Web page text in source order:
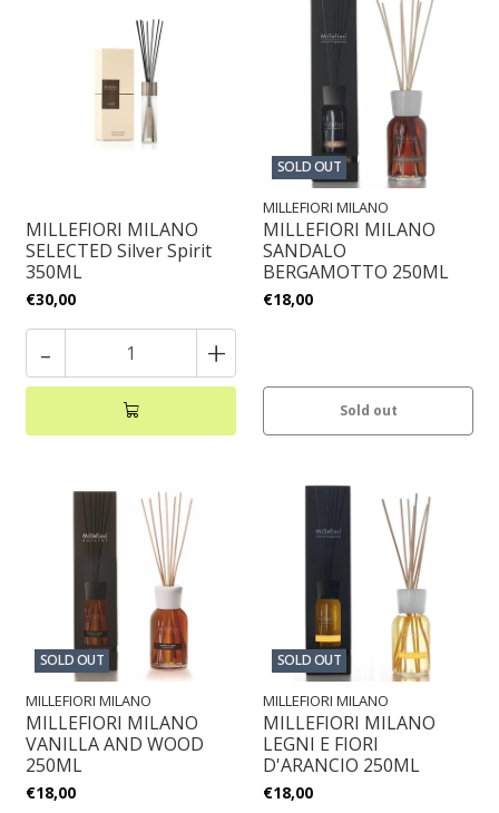
MILLEFIORI MILANO
SELECTED Silver Spirit
350ML
€30,00
- +
SOLD OUT
MILLEFIORI MILANO
MILLEFIORI MILANO
SANDALO
BERGAMOTTO 250ML
€18,00
Sold out
SOLD OUT
MILLEFIORI MILANO
MILLEFIORI MILANO
VANILLA AND WOOD
250ML
€18,00
SOLD OUT
MILLEFIORI MILANO
MILLEFIORI MILANO
LEGNI E FIORI
D'ARANCIO 250ML
€18,00